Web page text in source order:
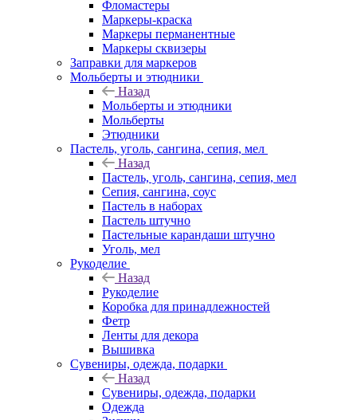
Фломастеры
Маркеры-краска
Маркеры перманентные
Маркеры сквизеры
Заправки для маркеров
Мольберты и этюдники
Назад
Мольберты и этюдники
Мольберты
Этюдники
Пастель, уголь, сангина, сепия, мел
Назад
Пастель, уголь, сангина, сепия, мел
Сепия, сангина, соус
Пастель в наборах
Пастель штучно
Пастельные карандаши штучно
Уголь, мел
Рукоделие
Назад
Рукоделие
Коробка для принадлежностей
Фетр
Ленты для декора
Вышивка
Сувениры, одежда, подарки
Назад
Сувениры, одежда, подарки
Одежда